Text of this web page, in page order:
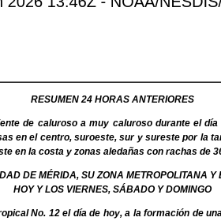
RESUMEN 24 HORAS ANTERIORES
de caluroso a muy caluroso durante el
en el centro, suroeste, sur y sureste por la
en la costa y zonas aledañas con rachas de
DE MÉRIDA, SU ZONA METROPOLITANA
HOY Y LOS VIERNES, SÁBADO Y DOMINGO
No. 12 el día de hoy, a la formación de